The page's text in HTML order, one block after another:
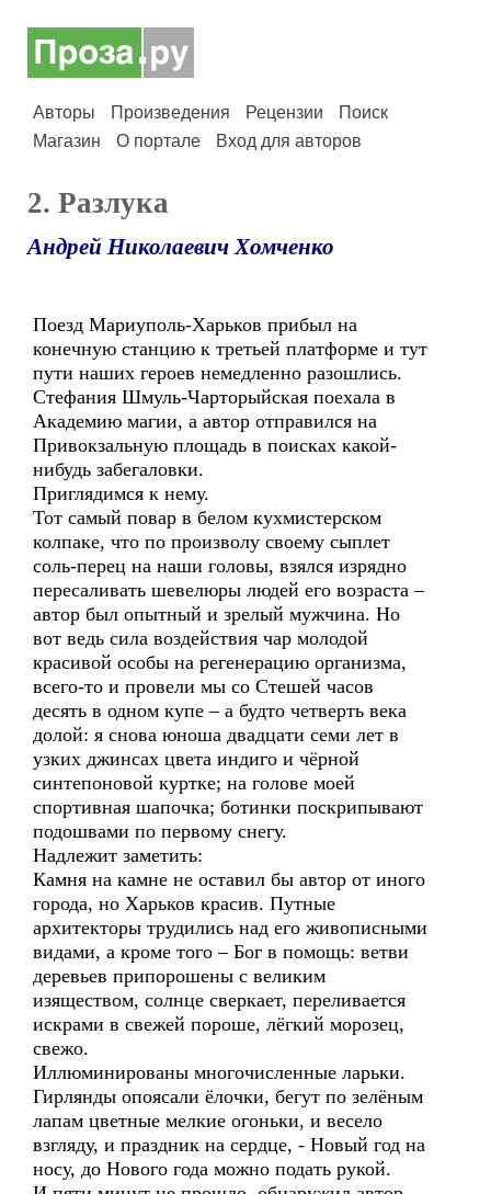
Авторы Произведения Рецензии
Поиск
Магазин
О портале Вход для авторов
2. Разлука
Андрей Николаевич Хомченко
Поезд Мариуполь-Харьков прибыл на
конечную станцию к третьей платформе и тут
пути наших героев немедленно разошлись.
Стефания Шмуль-Чарторыйская поехала в
Академию магии, а автор отправился на
Привокзальную площадь в поисках какой-
нибудь забегаловки.
Приглядимся к нему.
Тот самый повар в белом кухмистерском
колпаке, что по произволу своему сыплет
соль-перец на наши головы, взялся изрядно
пересаливать шевелюры людей его возраста –
автор был опытный и зрелый мужчина. Но
вот ведь сила воздействия чар молодой
красивой особы на регенерацию организма,
всего-то и провели мы со Стешей часов
десять в одном купе – а будто четверть века
долой: я снова юноша двадцати семи лет в
узких джинсах цвета индиго и чёрной
синтепоновой куртке; на голове моей
спортивная шапочка; ботинки поскрипывают
подошвами по первому снегу.
Надлежит заметить:
Камня на камне не оставил бы автор от иного
города, но Харьков красив. Путные
архитекторы трудились над его живописными
видами, а кроме того – Бог в помощь: ветви
деревьев припорошены с великим
изяществом, солнце сверкает, переливается
искрами в свежей пороше, лёгкий морозец,
свежо.
Иллюминированы многочисленные ларьки.
Гирлянды опоясали ёлочки, бегут по зелёным
лапам цветные мелкие огоньки, и весело
взгляду, и праздник на сердце, - Новый год на
носу, до Нового года можно подать рукой.